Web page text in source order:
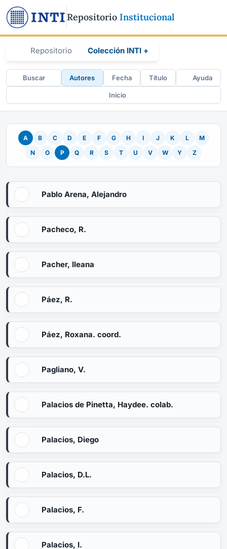
Repositorio Institucional
Repositorio Colección INTI +
Buscar Autores Fecha Título Ayuda
Inicio
A B C D E F G H I J K L
M
N
O P Q R S T U V W Y Z
Pablo Arena, Alejandro
Pacheco, R.
Pacher, Ileana
Páez, R.
Páez, Roxana. coord.
Pagliano, V.
Palacios de Pinetta, Haydee. colab.
Palacios, Diego
Palacios, D.L.
Palacios, F.
Palacios, I.